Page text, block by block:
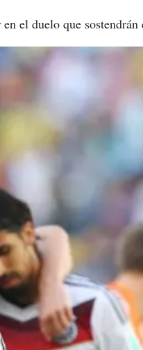
el duelo que sostendrán